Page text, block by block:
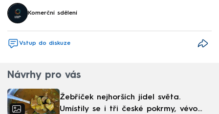
Komerční sdělení
Vstup do diskuze
Návrhy pro vás
Žebříček nejhorších jídel světa.
Umístily se i tři české pokrmy, vévodí